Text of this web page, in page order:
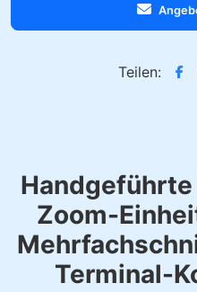
Teilen:
Zoom-
Terminal-